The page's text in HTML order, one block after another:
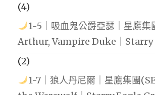
(4)
1-5｜吸血鬼公爵亞瑟｜星鷹集
Arthur, Vampire Duke｜Starry
(2)
1-7｜狼人丹尼爾｜星鷹集團